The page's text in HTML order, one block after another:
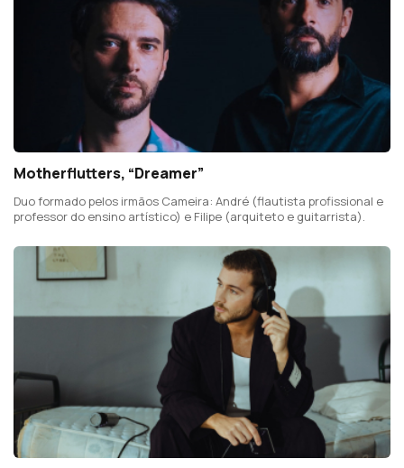
Motherflutters, “Dreamer”
Duo formado pelos irmãos Cameira: André (flautista profissional e
professor do ensino artístico) e Filipe (arquiteto e guitarrista).